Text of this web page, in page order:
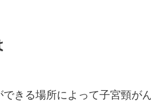
きる場所によって子宮頸が